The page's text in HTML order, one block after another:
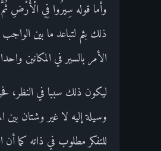
وأما قوله سِيرُوا فِي الْأَرْضِ ثُمَّ
ذلك بثم لتباعد ما بين
الأمر بالسير في المكانين
ليكون ذلك سببا في النظر،
وسيلة إليه لا غير وشتان بين
للتفكر مطلوب في ذاته كما أن